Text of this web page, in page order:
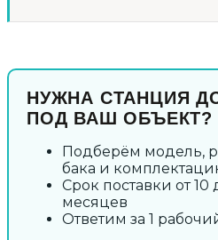
НУЖНА СТАНЦИЯ
ПОД ВАШ ОБЪЕКТ?
Подберём модель,
бака и
Срок поставки от 10
месяцев
Ответим за 1